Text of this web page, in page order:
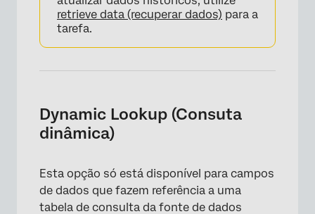
retrieve data (recuperar dados) para a
tarefa.
Dynamic Lookup (Consuta
dinâmica)
Esta opção só está disponível para campos
de dados que fazem referência a uma
tabela de consulta da fonte de dados